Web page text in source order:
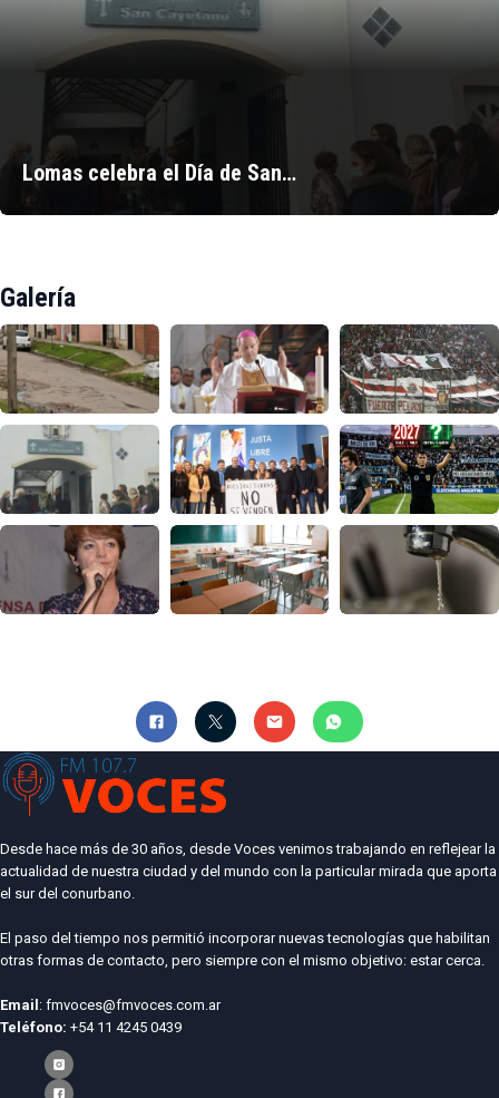
Lomas celebra el Día de San…
Galería
Desde hace más de 30 años, desde Voces venimos trabajando en reflejear la
actualidad de nuestra ciudad y del mundo con la particular mirada que aporta
el sur del conurbano.
El paso del tiempo nos permitió incorporar nuevas tecnologías que habilitan
otras formas de contacto, pero siempre con el mismo objetivo: estar cerca.
Email : fmvoces@fmvoces.com.ar
Teléfono: +54 11 4245 0439